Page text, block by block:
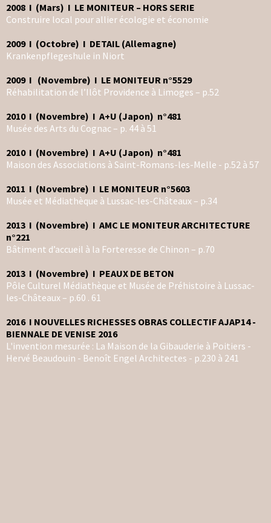
2008 I (Mars) I LE MONITEUR – HORS SERIE
Construire local pour allier écologie et économie
2009 I (Octobre) I DETAIL (Allemagne)
Krankenpflegeshule in Niort
2009 I (Novembre) I LE MONITEUR n°5529
Réhabilitation de l’Ilôt Providence à Limoges – p.52
2010 I (Novembre) I A+U (Japon) n°481
Musée des Arts du Cognac – p. 44 à 51
2010 I (Novembre) I A+U (Japon) n°481
Maison des Associations à Saint-Romans-les-Melle - p.52 à 57
2011 I (Novembre) I LE MONITEUR n°5603
Musée et Médiathèque à Lussac-les-Châteaux – p.34
2013 I (Novembre) I AMC LE MONITEUR ARCHITECTURE
n°221
Bâtiment d’accueil à la Forteresse de Chinon – p.70
2013 I (Novembre) I PEAUX DE BETON
Pôle Culturel Médiathèque et Musée de Préhistoire à Lussac-
les-Châteaux – p.60 . 61
2016 I NOUVELLES RICHESSES OBRAS COLLECTIF AJAP14 -
BIENNALE DE VENISE 2016
L'invention mesurée : La Maison de la Gibauderie à Poitiers -
Hervé Beaudouin - Benoît Engel Architectes - p.230 à 241